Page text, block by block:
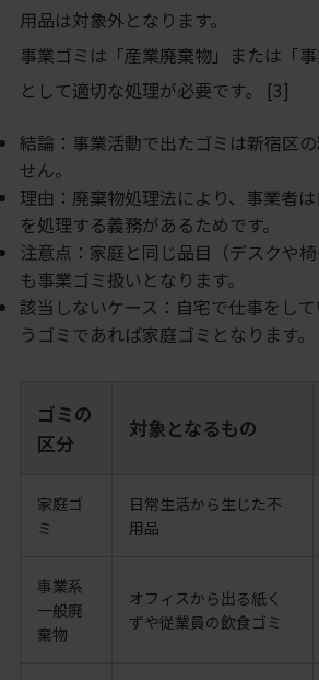
用品は対象外となります。
事業ゴミは「産業廃棄物」または「事
として適切な処理が必要です。 [3]
結論：事業活動で出たゴミは新宿区
せん。
理由：廃棄物処理法により、事業者
を処理する義務があるためです。
注意点：家庭と同じ品目（デスクや
も事業ゴミ扱いとなります。
該当しないケース：自宅で仕事をし
うゴミであれば家庭ゴミとなります。
ゴミの
区分
対象となるもの
家庭ゴ
ミ
日常生活から生じた不
用品
事業系
一般廃
棄物
オフィスから出る紙く
ずや従業員の飲食ゴミ